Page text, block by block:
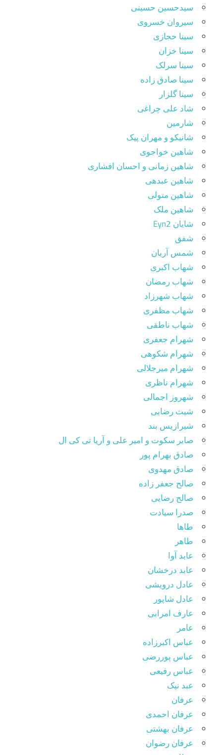
سیدحسین حسینی
سیروان خسروی
سینا حجازی
سینا خزان
سینا سرلک
سینا صادق زاده
سینا گلزار
شاد علی چراغی
شارمین
شانیکو و مهران پیک
شاهین خواجوی
شاهین زمانی و احسان افشاری
شاهین عبدهی
شاهین متولی
شاهین ملک
شایان Eyn2
شفق
شمس آریان
شهاب اکبری
شهاب رمضان
شهاب شهرزاد
شهاب مظفری
شهاب ناطقی
شهرام جعفری
شهرام شکوهی
شهرام میرجلالی
شهرام ناظری
شهروز اجمالی
شیث رضایی
شیرازیس بند
صابر سکوت و امیر علی و آریا تی کی ال
صادق بهرام پور
صادق مهدوی
صالح جعفر زاده
صالح رضایی
صدرا سیادت
طاها
طاهر
عابد آوا
عابد درخشان
عادل درویشی
عادل شاپور
عارف امرایی
عامر
عباس اکبرزاده
عباس پوررضی
عباس رفیعی
عبد نیک
عرفان
عرفان احمدی
عرفان بهشتی
عرفان رضوان